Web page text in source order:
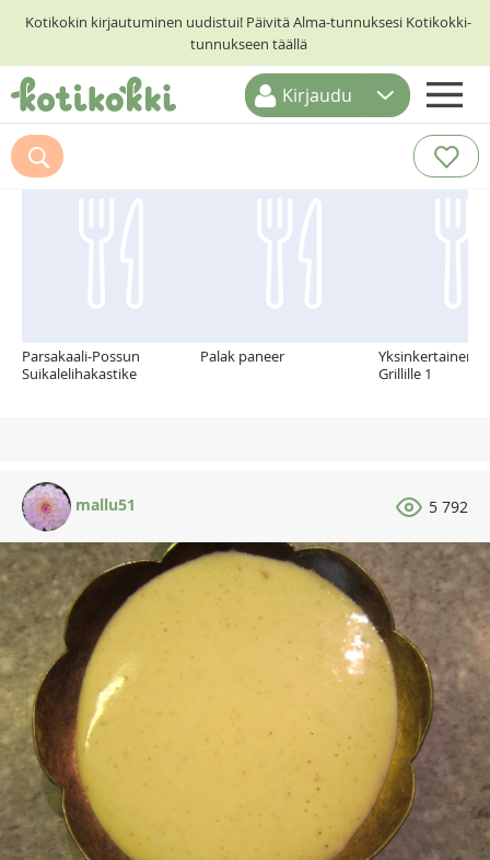
Kotikokin kirjautuminen uudistui! Päivitä Alma-tunnuksesi Kotikokki-
tunnukseen täällä
ETUSIVU
RESEPTIHAKU
Kirjaudu
Suosittelemme myös
Parsakaali-Possun
Suikalelihakastike
Palak paneer
Yksinkertainen
Grillille 1
mallu51 5 792